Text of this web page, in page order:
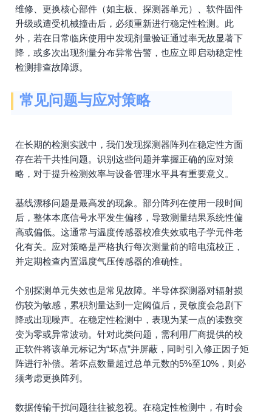
维修、更换核心部件（如主板、探测器单元）、软件固件
升级或遭受机械撞击后，必须重新进行稳定性检测。此
外，若在日常临床使用中发现剂量验证通过率无故显著下
降，或多次出现剂量分布异常告警，也应立即启动稳定性
检测排查故障源。
常见问题与应对策略
在长期的检测实践中，我们发现探测器阵列在稳定性方面
存在若干共性问题。识别这些问题并掌握正确的应对策
略，对于提升检测效率与设备管理水平具有重要意义。
基线漂移问题是最高发的现象。部分阵列在使用一段时间
后，整体本底信号水平发生偏移，导致测量结果系统性偏
高或偏低。这通常与温度传感器校准失效或电子学元件老
化有关。应对策略是严格执行每次测量前的暗电流校正，
并定期检查内置温度气压传感器的准确性。
个别探测单元失效也是常见故障。半导体探测器对辐射损
伤较为敏感，累积剂量达到一定阈值后，灵敏度会急剧下
降或出现噪声。在稳定性检测中，表现为某一点的读数突
变为零或异常波动。针对此类问题，需利用厂商提供的校
正软件将该单元标记为“坏点”并屏蔽，同时引入修正因子矩
阵进行补偿。若坏点数量超过总单元数的5%至10%，则必
须考虑更换阵列。
数据传输干扰问题往往被忽视。在稳定性检测中，有时会